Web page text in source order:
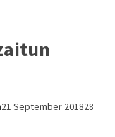
21 September 201828